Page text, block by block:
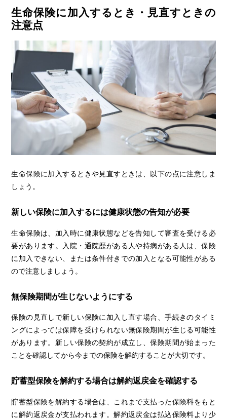
生命保険に加入するとき・見直すときの
注意点
生命保険に加入するときや見直すときは、以下の点に注意しま
しょう。
新しい保険に加入するには健康状態の告知が必要
生命保険は、加入時に健康状態などを告知して審査を受ける必
要があります。入院・通院歴がある人や持病がある人は、保険
に加入できない、または条件付きでの加入となる可能性がある
ので注意しましょう。
無保険期間が生じないようにする
保険の見直しで新しい保険に加入し直す場合、手続きのタイミ
ングによっては保障を受けられない無保険期間が生じる可能性
があります。新しい保険の契約が成立し、保険期間が始まった
ことを確認してから今までの保険を解約することが大切です。
貯蓄型保険を解約する場合は解約返戻金を確認する
貯蓄型保険を解約する場合は、これまで支払った保険料をもと
に解約返戻金が支払われます。解約返戻金は払込保険料より少